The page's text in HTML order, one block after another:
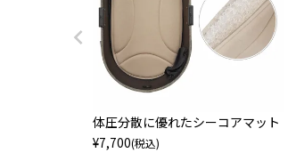
体圧分散に優れたシーコアマット
¥7,700(税込)